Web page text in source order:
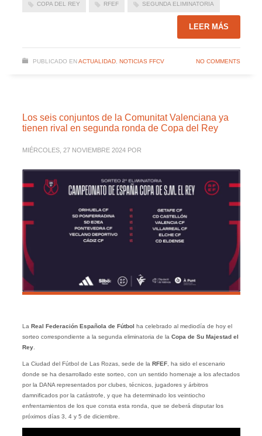
COPA DEL REY RFEF SEGUNDA ELIMINATORIA
LEER MÁS
PUBLICADO EN ACTUALIDAD, NOTICIAS FFCV NO COMMENTS
Los seis conjuntos de la Comunitat Valenciana ya
tienen rival en segunda ronda de Copa del Rey
MIÉRCOLES, 27 NOVIEMBRE 2024 POR
La Real Federación Española de Fútbol
ha celebrado al mediodía de hoy el
sorteo correspondiente a la segunda eliminatoria de la Copa de Su Majestad el
Rey.
La Ciudad del Fútbol de Las Rozas, sede de la RFEF, ha sido el escenario
donde se ha desarrollado este sorteo, con un sentido homenaje a los afectados
por la DANA representados por clubes, técnicos, jugadores y árbitros
damnificados por la catástrofe, y que ha determinado los veintiocho
enfrentamientos de los que consta esta ronda, que se deberá disputar los
próximos días 3, 4 y 5 de diciembre.